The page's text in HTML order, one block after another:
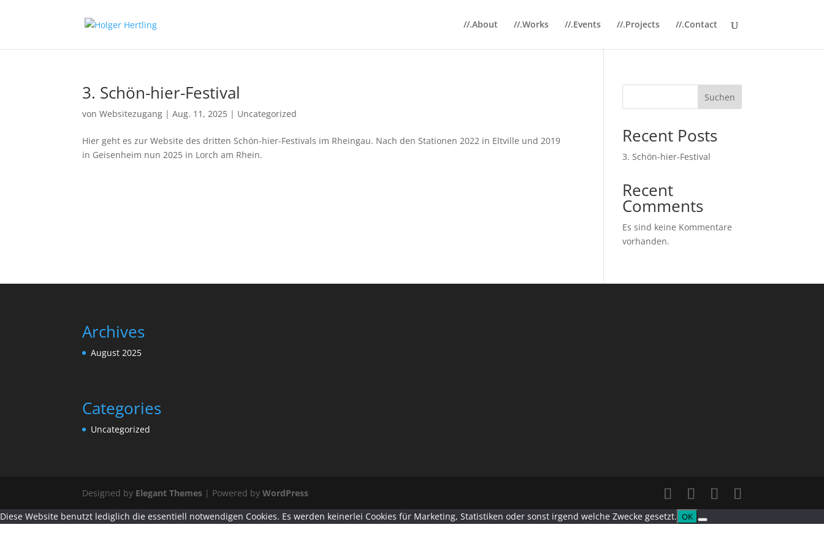
//.About //.Works //.Events //.Projects //.Contact
3. Schön-hier-Festival
vonWebsitezugang |Aug. 11, 2025 | Uncategorized
Hier geht es zur Website des dritten Schön-hier-Festivals im Rheingau. Nach den Stationen 2022 in Eltville und 2019
in Geisenheim nun 2025 in Lorch am Rhein.
Suchen
Recent Posts
3. Schön-hier-Festival
Recent
Comments
Es sind keine Kommentare
vorhanden.
Archives
August 2025
Categories
Uncategorized
Designed by Elegant Themes | Powered byWordPress
Diese Website benutzt lediglich die essentiell notwendigen Cookies. Es werden keinerlei Cookies für Marketing, Statistiken oder sonst irgend welche Zwecke gesetzt. OK